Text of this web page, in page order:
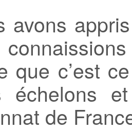
avons
que c’est
échelons
de